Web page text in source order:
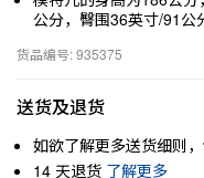
公分，臀围36英寸/91公
货品编号: 935375
送货及退货
如欲了解更多送货细则
14 天退货 了解更多